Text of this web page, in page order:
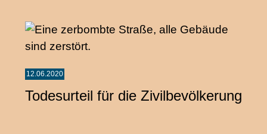
12.06.2020
Todesurteil für die Zivilbevölkerung